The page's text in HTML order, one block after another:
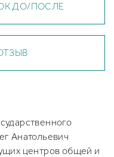
ДО/ПОСЛЕ
Анатольевич
центров общей и